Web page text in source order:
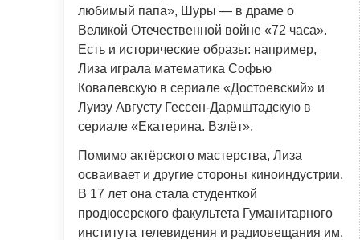
любимый папа», Шуры — в драме о
Великой Отечественной войне «72 часа».
Есть и исторические образы: например,
Лиза играла математика Софью
Ковалевскую в сериале «Достоевский» и
Луизу Августу Гессен-Дармштадскую в
сериале «Екатерина. Взлёт».
Помимо актёрского мастерства, Лиза
осваивает и другие стороны киноиндустрии.
В 17 лет она стала студенткой
продюсерского факультета Гуманитарного
института телевидения и радиовещания им.